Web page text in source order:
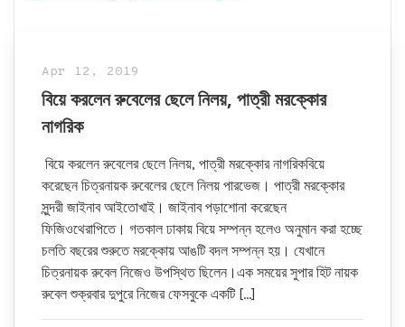
Apr 12, 2019
বিয়ে করলেন রুবেলের ছেলে নিলয়, পাত্রী মরক্কোর
নাগরিক
বিয়ে করলেন রুবেলের ছেলে নিলয়, পাত্রী মরক্কোর নাগরিকবিয়ে
করেছেন চিত্রনায়ক রুবেলের ছেলে নিলয় পারভেজ। পাত্রী মরক্কোর
সুন্দরী জাইনাব আইতোখাই। জাইনাব পড়াশোনা করেছেন
ফিজিওথেরাপিতে। গতকাল ঢাকায় বিয়ে সম্পন্ন হলেও অনুমান করা হচ্ছে
চলতি বছরের শুরুতে মরক্কোয় আঙটি বদল সম্পন্ন হয়। যেখানে
চিত্রনায়ক রুবেল নিজেও উপস্থিত ছিলেন।এক সময়ের সুপার হিট নায়ক
রুবেল শুক্রবার দুপুরে নিজের ফেসবুকে একটি […]